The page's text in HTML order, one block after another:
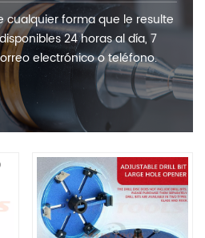
cualquier forma que le resulte
24 horas al día, 7
electrónico o teléfono.